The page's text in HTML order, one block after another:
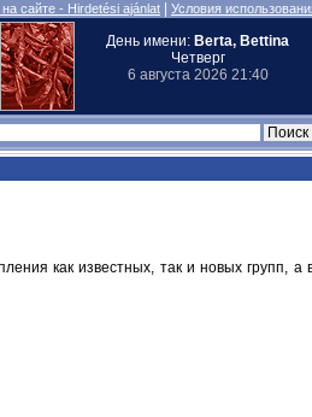
сайте - Hirdetési ajánlat Условия
День имени: Berta, Bettina
Четверг
6 августа 2026 21:40
как известных, так и новых групп, а